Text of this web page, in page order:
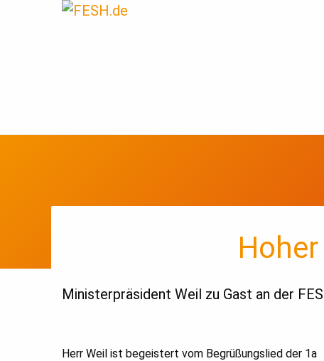
Ministerpräsident Weil zu Gast an der
Herr Weil ist begeistert vom Begrüßungslied der 1a